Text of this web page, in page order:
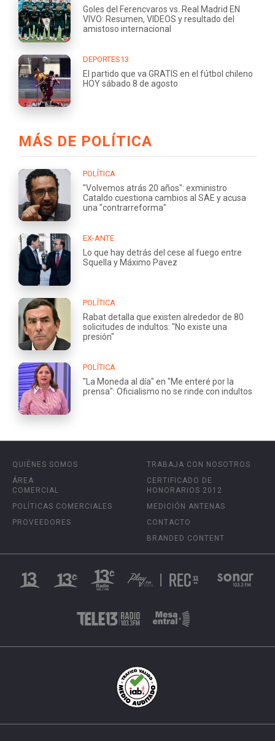
Goles del Ferencvaros vs. Real Madrid EN
VIVO: Resumen, VIDEOS y resultado del
amistoso internacional
DEPORTES13
El partido que va GRATIS en el fútbol chileno
HOY sábado 8 de agosto
MÁS DE POLÍTICA
POLÍTICA
"Volvemos atrás 20 años": exministro
Cataldo cuestiona cambios al SAE y acusa
una "contrarreforma"
EX-ANTE
Lo que hay detrás del cese al fuego entre
Squella y Máximo Pavez
POLÍTICA
Rabat detalla que existen alrededor de 80
solicitudes de indultos: "No existe una
presión"
POLÍTICA
"La Moneda al día" en "Me enteré por la
prensa": Oficialismo no se rinde con indultos
QUIÉNES SOMOS
ÁREA
COMERCIAL
POLÍTICAS COMERCIALES
PROVEEDORES
TRABAJA CON NOSOTROS
CERTIFICADO DE
HONORARIOS 2012
MEDICIÓN ANTENAS
CONTACTO
BRANDED CONTENT